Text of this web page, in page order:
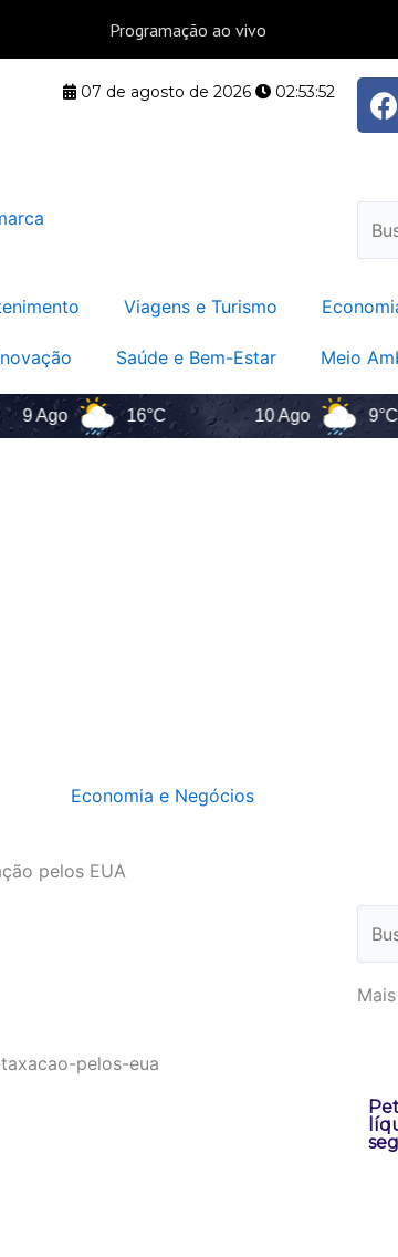
07 de agosto de 2026 02:53:53
F
a
Viagens e Turismo
Saúde e Bem-Estar Meio
16°C 10 Ago 9°C
Economia e Negócios
pelos EUA